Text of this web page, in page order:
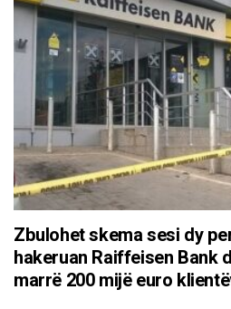
Zbulohet skema sesi dy
hakeruan Raiffeisen Bank
marrë 200 mijë euro